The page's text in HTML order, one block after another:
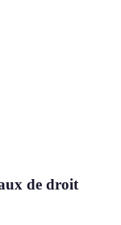
de droit